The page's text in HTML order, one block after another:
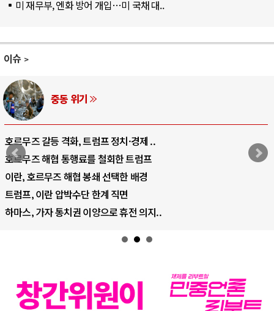
미 재무부, 엔화 방어 개입…미 국채 대..
이슈
AI와 인간
중국 AI, 저가 공세로 글로벌 토큰 시..
AI 국부펀드 구상 놓고 미국 진보진영 ..
AI 데이터센터 반대 투쟁은 새로운 글로..
AI의 숨은 환경 비용: 데이터센터 확산..
AI는 어떻게 미국 민주주의를 잠식하고 ..